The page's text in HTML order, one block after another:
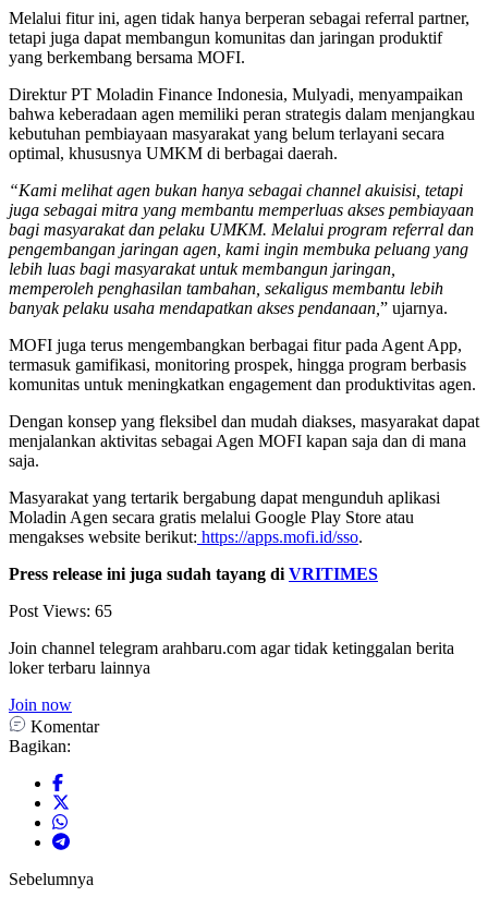
Melalui fitur ini, agen tidak hanya berperan sebagai referral partner,
tetapi juga dapat membangun komunitas dan jaringan produktif
yang berkembang bersama MOFI.
Direktur PT Moladin Finance Indonesia, Mulyadi, menyampaikan
bahwa keberadaan agen memiliki peran strategis dalam menjangkau
kebutuhan pembiayaan masyarakat yang belum terlayani secara
optimal, khususnya UMKM di berbagai daerah.
“Kami melihat agen bukan hanya sebagai channel akuisisi, tetapi
juga sebagai mitra yang membantu memperluas akses pembiayaan
bagi masyarakat dan pelaku UMKM. Melalui program referral dan
pengembangan jaringan agen, kami ingin membuka peluang yang
lebih luas bagi masyarakat untuk membangun jaringan,
memperoleh penghasilan tambahan, sekaligus membantu lebih
banyak pelaku usaha mendapatkan akses pendanaan, ” ujarnya.
MOFI juga terus mengembangkan berbagai fitur pada Agent App,
termasuk gamifikasi, monitoring prospek, hingga program berbasis
komunitas untuk meningkatkan engagement dan produktivitas agen.
Dengan konsep yang fleksibel dan mudah diakses, masyarakat dapat
menjalankan aktivitas sebagai Agen MOFI kapan saja dan di mana
saja.
Masyarakat yang tertarik bergabung dapat mengunduh aplikasi
Moladin Agen secara gratis melalui Google Play Store atau
mengakses website berikut: https://apps.mofi.id/sso.
Press release ini juga sudah tayang di VRITIMES
Post Views: 65
Join channel telegram arahbaru.com agar tidak ketinggalan berita
loker terbaru lainnya
Join now
Komentar
Bagikan:
Sebelumnya